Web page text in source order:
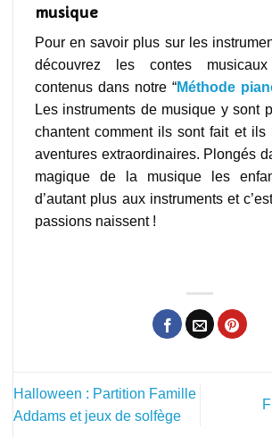
musique
Pour en savoir plus sur les
découvrez les contes
contenus dans notre “Méthode
Les instruments de musique y sont
chantent comment ils sont fait et ils
aventures extraordinaires. Plongés
magique de la musique les
d’autant plus aux instruments et
passions naissent !
Halloween : Partition Famille
Addams et jeux de solfège